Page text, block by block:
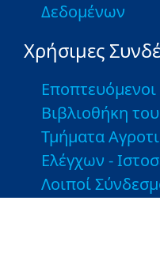
Δεδομένων
Χρήσιμες
Βιβλιοθήκη
Τμήματα
Ελέγχων -
Λοιποί